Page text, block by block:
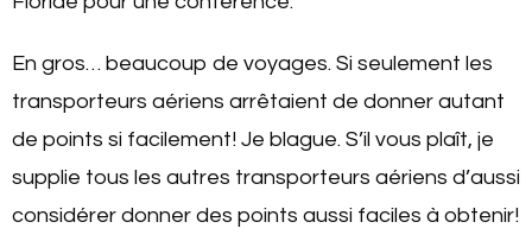
En gros… beaucoup de voyages. Si seulement les
transporteurs aériens arrêtaient de donner autant
de points si facilement! Je blague. S’il vous plaît, je
supplie tous les autres transporteurs aériens d’aussi
considérer donner des points aussi faciles à obtenir!